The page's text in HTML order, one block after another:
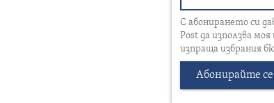
С абонирането си
Post да използва
изпраща избрания
Абонирайте се